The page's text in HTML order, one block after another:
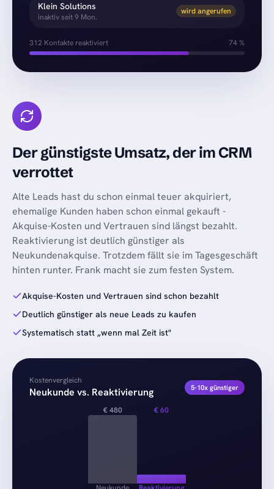
Klein Solutions
inaktiv seit 9 Mon.
wird angerufen
312 Kontakte reaktiviert 74 %
Der günstigste Umsatz, der im CRM
verrottet
Alte Leads hast du schon einmal teuer akquiriert,
ehemalige Kunden haben schon einmal gekauft -
Akquise-Kosten und Vertrauen sind längst bezahlt.
Reaktivierung ist deutlich günstiger als
Neukundenakquise. Trotzdem fällt sie im Tagesgeschäft
hinten runter. Frank macht sie zum festen System.
Akquise-Kosten und Vertrauen sind schon bezahlt
Deutlich günstiger als neue Leads zu kaufen
Systematisch statt „wenn mal Zeit ist"
Kostenvergleich
Neukunde vs. Reaktivierung 5-10x günstiger
€480 €60